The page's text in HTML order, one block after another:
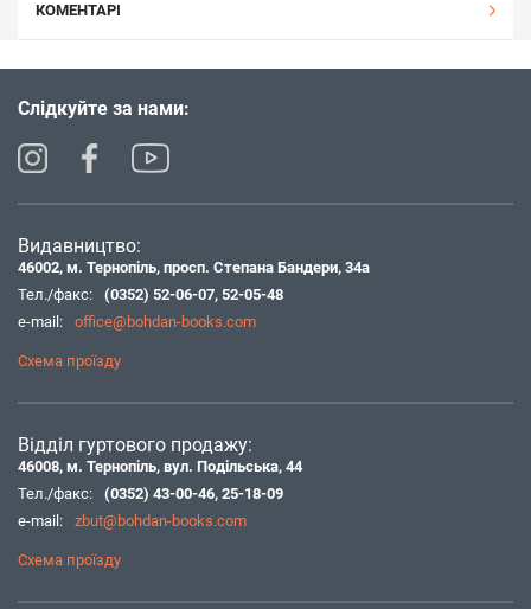
КОМЕНТАРІ
Слідкуйте за нами:
Видавництво:
46002, м. Тернопіль, просп. Степана Бандери, 34а
Тел./факс:
(0352) 52-06-07, 52-05-48
e-mail:
office@bohdan-books.com
Схема проїзду
Відділ гуртового продажу:
46008, м. Тернопіль, вул. Подільська, 44
Тел./факс:
(0352) 43-00-46, 25-18-09
e-mail:
zbut@bohdan-books.com
Схема проїзду